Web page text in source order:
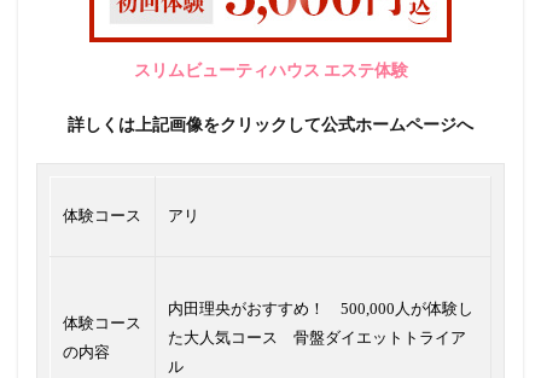
スリムビューティハウス エステ体験
詳しくは上記画像をクリックして公式ホームページへ
体験コース アリ
体験コース
の内容
内田理央がおすすめ！ 500,000人が体験し
た大人気コース 骨盤ダイエットトライア
ル